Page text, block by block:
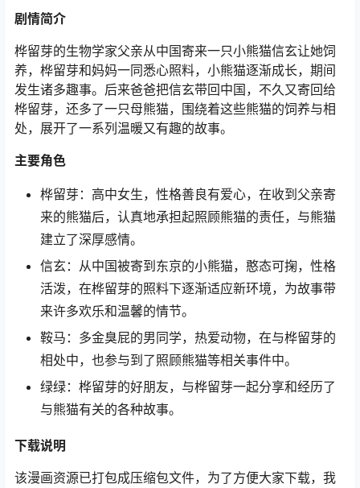
剧情简介
桦留芽的生物学家父亲从中国寄来一只小熊猫信玄让她饲
养，桦留芽和妈妈一同悉心照料，小熊猫逐渐成长，期间
发生诸多趣事。后来爸爸把信玄带回中国，不久又寄回给
桦留芽，还多了一只母熊猫，围绕着这些熊猫的饲养与相
处，展开了一系列温暖又有趣的故事。
主要角色
桦留芽：高中女生，性格善良有爱心，在收到父亲寄
来的熊猫后，认真地承担起照顾熊猫的责任，与熊猫
建立了深厚感情。
信玄：从中国被寄到东京的小熊猫，憨态可掬，性格
活泼，在桦留芽的照料下逐渐适应新环境，为故事带
来许多欢乐和温馨的情节。
鞍马：多金臭屁的男同学，热爱动物，在与桦留芽的
相处中，也参与到了照顾熊猫等相关事件中。
绿绿：桦留芽的好朋友，与桦留芽一起分享和经历了
与熊猫有关的各种故事。
下载说明
该漫画资源已打包成压缩包文件，为了方便大家下载，我